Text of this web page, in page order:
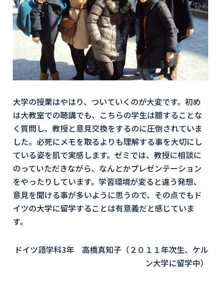
大学の授業はやはり、ついていくのが大変です。初め
は大教室での聴講でも、こちらの学生は臆することな
く質問し、教授と意見交換をするのに圧倒されていま
した。必死にメモを取るよりも理解する事を大切にし
ている姿を肌で実感します。ゼミでは、教授に相談に
のっていただきながら、なんとかプレゼンテーション
をやったりしています。学習環境が変ると違う発想、
意見を聞ける事が多いように思うので、その点でもド
イツの大学に留学することは有意義だと感じていま
す。
ドイツ語学科3年 高橋真知子（２０１１年次生、ケル
ン大学に留学中）